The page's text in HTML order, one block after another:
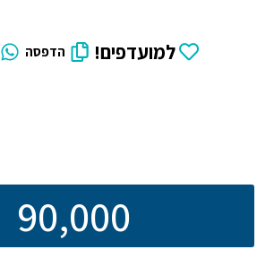
למועדפים! הדפסה
90,000